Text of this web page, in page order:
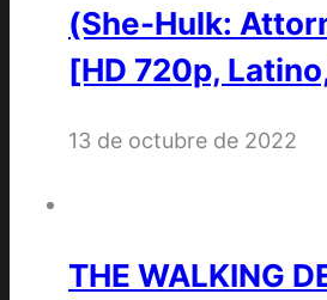
(She-Hulk:
[HD 720p,
13 de octubre de 2022
THE WALKING